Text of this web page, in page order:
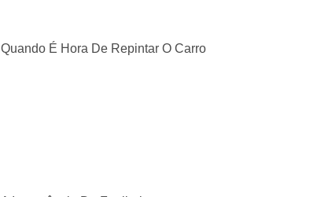
Quando É Hora De Repintar O Carro